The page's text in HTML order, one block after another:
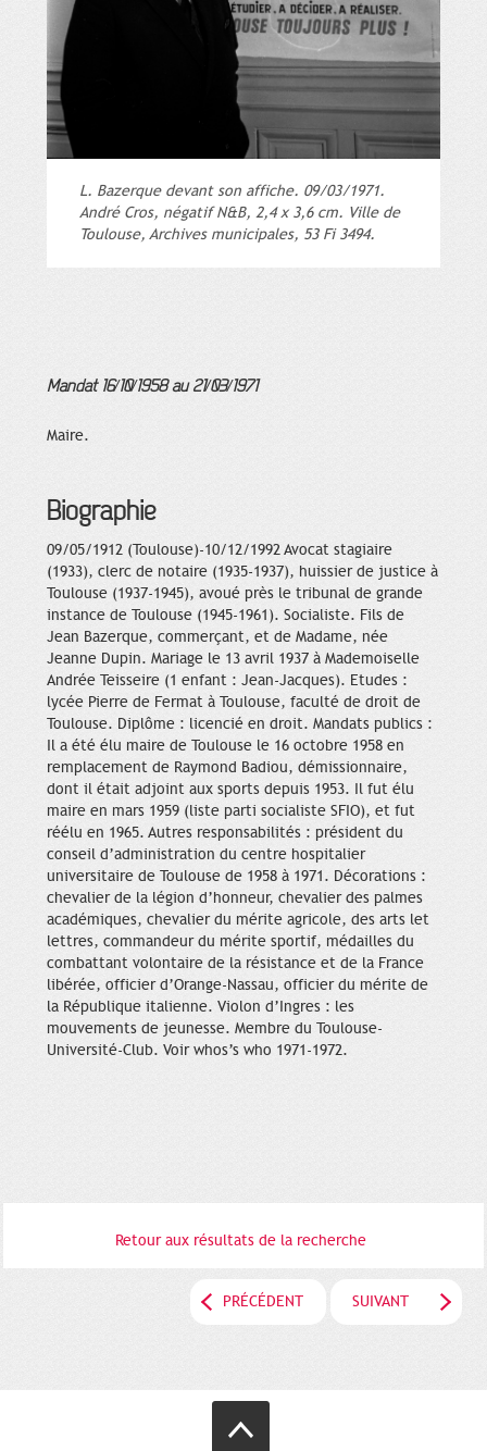
L. Bazerque devant son affiche. 09/03/1971.
André Cros, négatif N&B, 2,4 x 3,6 cm. Ville de
Toulouse, Archives municipales, 53 Fi 3494.
Mandat 16/10/1958 au 21/03/1971
Maire.
Biographie
09/05/1912 (Toulouse)-10/12/1992 Avocat stagiaire
(1933), clerc de notaire (1935-1937), huissier de justice à
Toulouse (1937-1945), avoué près le tribunal de grande
instance de Toulouse (1945-1961). Socialiste. Fils de
Jean Bazerque, commerçant, et de Madame, née
Jeanne Dupin. Mariage le 13 avril 1937 à Mademoiselle
Andrée Teisseire (1 enfant : Jean-Jacques). Etudes :
lycée Pierre de Fermat à Toulouse, faculté de droit de
Toulouse. Diplôme : licencié en droit. Mandats publics :
Il a été élu maire de Toulouse le 16 octobre 1958 en
remplacement de Raymond Badiou, démissionnaire,
dont il était adjoint aux sports depuis 1953. Il fut élu
maire en mars 1959 (liste parti socialiste SFIO), et fut
réélu en 1965. Autres responsabilités : président du
conseil d’administration du centre hospitalier
universitaire de Toulouse de 1958 à 1971. Décorations :
chevalier de la légion d’honneur, chevalier des palmes
académiques, chevalier du mérite agricole, des arts let
lettres, commandeur du mérite sportif, médailles du
combattant volontaire de la résistance et de la France
libérée, officier d’Orange-Nassau, officier du mérite de
la République italienne. Violon d’Ingres : les
mouvements de jeunesse. Membre du Toulouse-
Université-Club. Voir whos’s who 1971-1972.
Retour aux résultats de la recherche
PRÉCÉDENT SUIVANT